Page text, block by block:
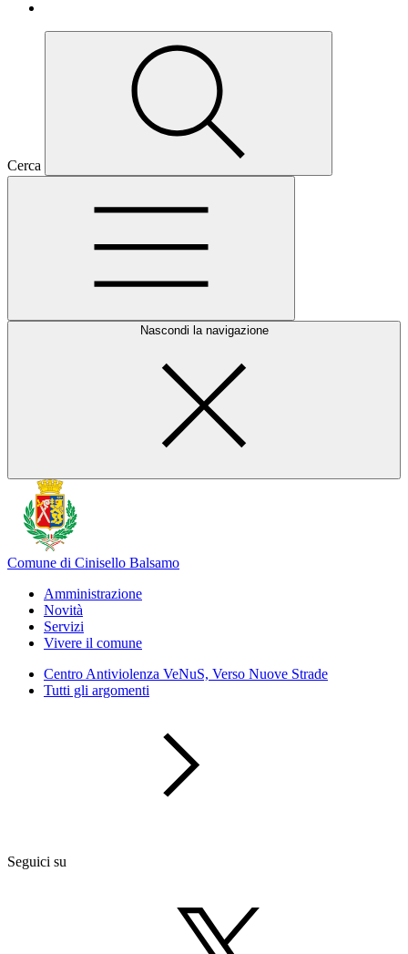
Cerca
Nascondi la navigazione
Comune di Cinisello Balsamo
Amministrazione
Novità
Servizi
Vivere il comune
Centro Antiviolenza VeNuS, Verso Nuove Strade
Tutti gli argomenti
Seguici su